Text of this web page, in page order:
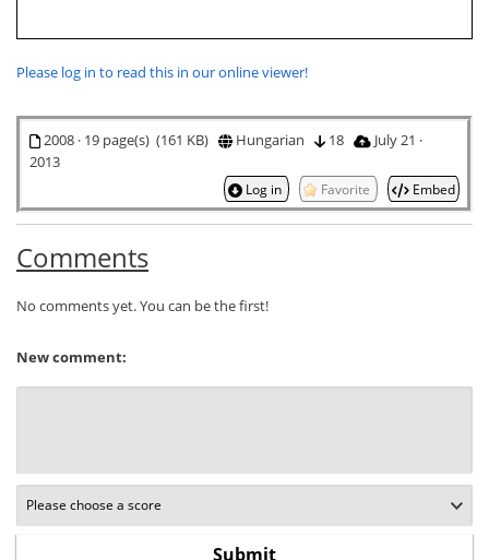
Please log in to read this in our online viewer!
2008 · 19 page(s) (161 KB) Hungarian 18
July 21 ·
2013
Log in Favorite Embed
Comments
No comments yet. You can be the first!
New comment: